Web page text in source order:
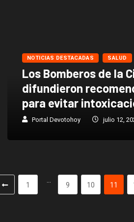
NOTICIAS DESTACADAS SALUD
Los Bomberos de la
difundieron
para evitar
Portal Devotohoy julio 12,
1 9 10 11